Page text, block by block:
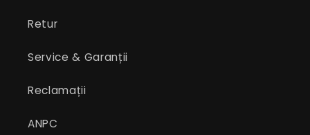
Retur
Service & Garanții
Reclamații
ANPC